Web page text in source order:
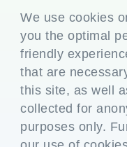
We use cookies
you the optimal
friendly
that are
this site, as well
collected for
purposes only.
Domicilio social
P.O. Vasind, Taluka
Maharashtra India
+91-22-24819000